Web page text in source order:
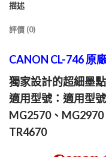
描述
評價 (0)
CANON CL-746 原
獨家設計的超細墨點
適用型號：適用型
MG2570、
TR4670